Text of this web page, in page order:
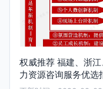
权威推荐 福建、浙
力资源咨询服务优选